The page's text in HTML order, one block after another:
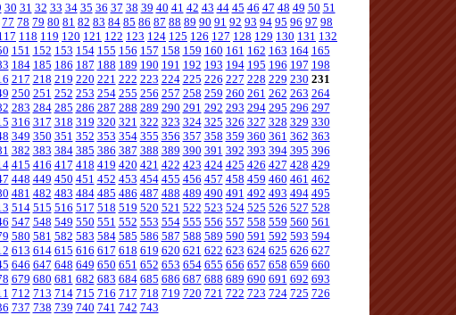
30 31 32 33 34 35 36 37 38 39 40 41 42 43 44 45 46 47 48 49 50 51
77 78 79 80 81 82 83 84 85 86 87 88 89 90 91 92 93 94 95 96 97 98
118 119 120 121 122 123 124 125 126 127 128 129 130 131 132
151 152 153 154 155 156 157 158 159 160 161 162 163 164 165
184 185 186 187 188 189 190 191 192 193 194 195 196 197 198
217 218 219 220 221 222 223 224 225 226 227 228 229 230 231
250 251 252 253 254 255 256 257 258 259 260 261 262 263 264
283 284 285 286 287 288 289 290 291 292 293 294 295 296 297
316 317 318 319 320 321 322 323 324 325 326 327 328 329 330
349 350 351 352 353 354 355 356 357 358 359 360 361 362 363
382 383 384 385 386 387 388 389 390 391 392 393 394 395 396
415 416 417 418 419 420 421 422 423 424 425 426 427 428 429
448 449 450 451 452 453 454 455 456 457 458 459 460 461 462
481 482 483 484 485 486 487 488 489 490 491 492 493 494 495
514 515 516 517 518 519 520 521 522 523 524 525 526 527 528
547 548 549 550 551 552 553 554 555 556 557 558 559 560 561
580 581 582 583 584 585 586 587 588 589 590 591 592 593 594
613 614 615 616 617 618 619 620 621 622 623 624 625 626 627
646 647 648 649 650 651 652 653 654 655 656 657 658 659 660
679 680 681 682 683 684 685 686 687 688 689 690 691 692 693
712 713 714 715 716 717 718 719 720 721 722 723 724 725 726
737 738 739 740 741 742 743